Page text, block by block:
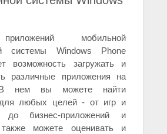
мобильной
системы Windows Phone
возможность загружать и
различные приложения на
В нем вы можете найти
любых целей - от игр и
до бизнес-приложений и
можете оценивать и